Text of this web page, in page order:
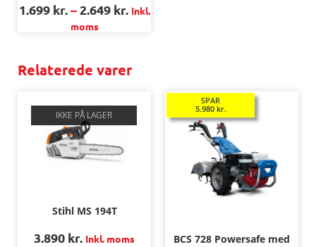
1.699 kr.–2.649 kr. Inkl.
moms
Relaterede varer
IKKE PÅ LAGER
Stihl MS 194T
3.890 kr. Inkl. moms
SPAR
5.980 kr.
BCS 728 Powersafe med